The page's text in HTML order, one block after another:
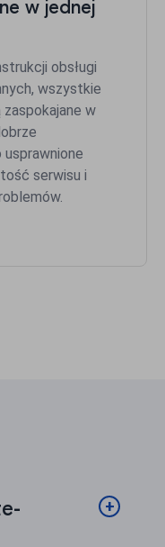
w jednej
obsługi
wszystkie
w
serwisu i